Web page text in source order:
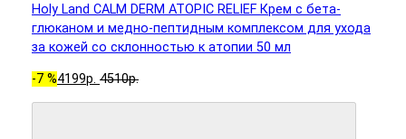
Holy Land CALM DERM ATOPIC RELIEF Крем с бета-
глюканом и медно-пептидным комплексом для ухода
за кожей со склонностью к атопии 50 мл
-7 %4199р. 4510р.